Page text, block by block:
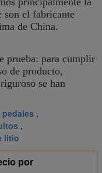
son el fabricante
de China.
prueba: para cumplir
de producto,
se han
,
,
litio
por